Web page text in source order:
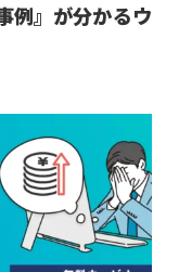
例』が分かるウ